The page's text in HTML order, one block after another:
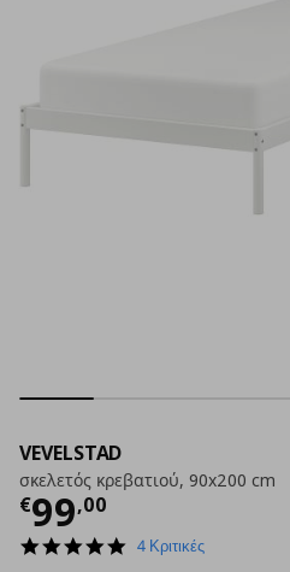
VEVELSTAD
σκελετός κρεβατιού, 90x200 cm
€99,00
Τρέχουσα τιμή
4.8
4 Κριτικές